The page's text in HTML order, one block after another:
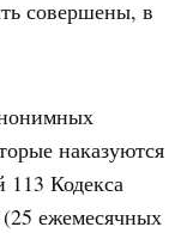
совершены, в
наказуются
113 Кодекса
ежемесячных